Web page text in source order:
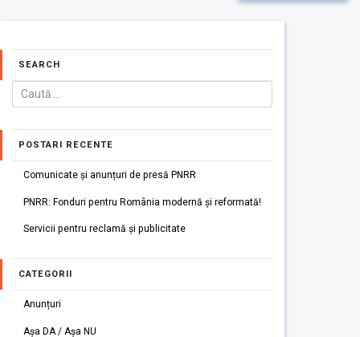
SEARCH
POSTARI RECENTE
Comunicate și anunțuri de presă PNRR
PNRR: Fonduri pentru România modernă și reformată!
Servicii pentru reclamă și publicitate
CATEGORII
Anunțuri
Așa DA / Așa NU